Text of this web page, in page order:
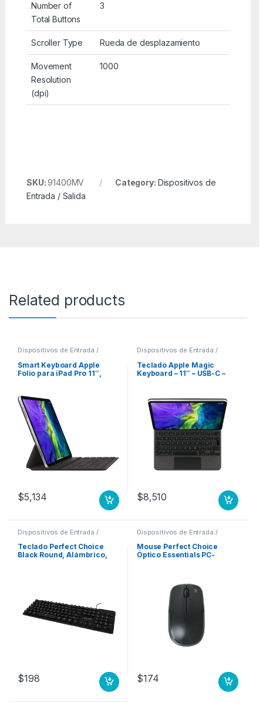
Number of
Total Buttons
3
Scroller Type Rueda de desplazamiento
Movement
Resolution
(dpi)
1000
SKU:91400MV Category: Dispositivos de
Entrada / Salida
Related products
Dispositivos de Entrada /
Smart Keyboard Apple
Folio para iPad Pro 11″,
$5,134
Dispositivos de Entrada /
Teclado Apple Magic
Keyboard – 11″ – USB-C –
GENERACIóN ESP (MX)
$8,510
Dispositivos de Entrada /
Salida
Teclado Perfect Choice
Black Round, Alámbrico,
$198
Dispositivos de Entrada /
Salida
Mouse Perfect Choice
Óptico Essentials PC-
$174